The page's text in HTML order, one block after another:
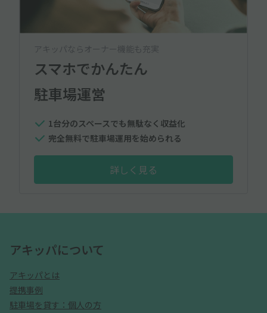
アキッパならオーナー機能も充実
スマホでかんたん
駐車場運営
1台分のスペースでも無駄なく収益化
完全無料で駐車場運用を始められる
詳しく見る
アキッパについて
アキッパとは
提携事例
駐車場を貸す：個人の方